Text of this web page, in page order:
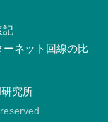
記
ネット回線の比
究所